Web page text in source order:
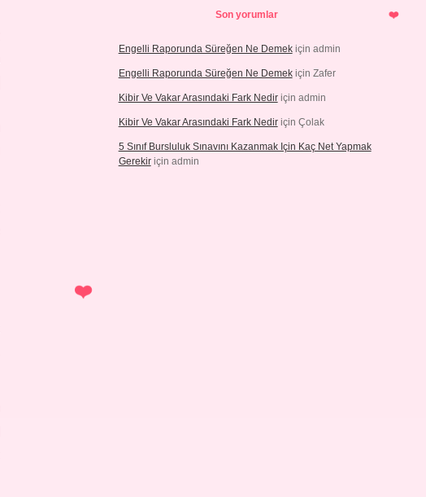
Son yorumlar
Engelli Raporunda Süreğen Ne Demekiçin admin
Engelli Raporunda Süreğen Ne Demekiçin Zafer
Kibir Ve Vakar Arasındaki Fark Nediriçin admin
Kibir Ve Vakar Arasındaki Fark Nediriçin Çolak
5 Sınıf Bursluluk Sınavını Kazanmak Için Kaç Net Yapmak
Gerekiriçin admin